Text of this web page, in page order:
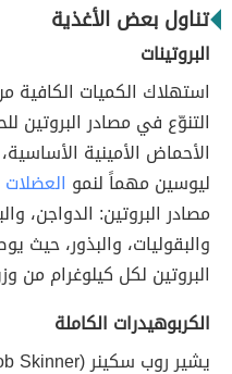
تناول بعض الأغذية
البروتينات
استهلاك الكميات الكافية
التنوّع في مصادر
الأحماض الأمينية
ليوسين مهماً لنمو العضلات
مصادر البروتين: الدواجن،
البروتين لكل كيلوغرام من
الكربوهيدرات الكاملة